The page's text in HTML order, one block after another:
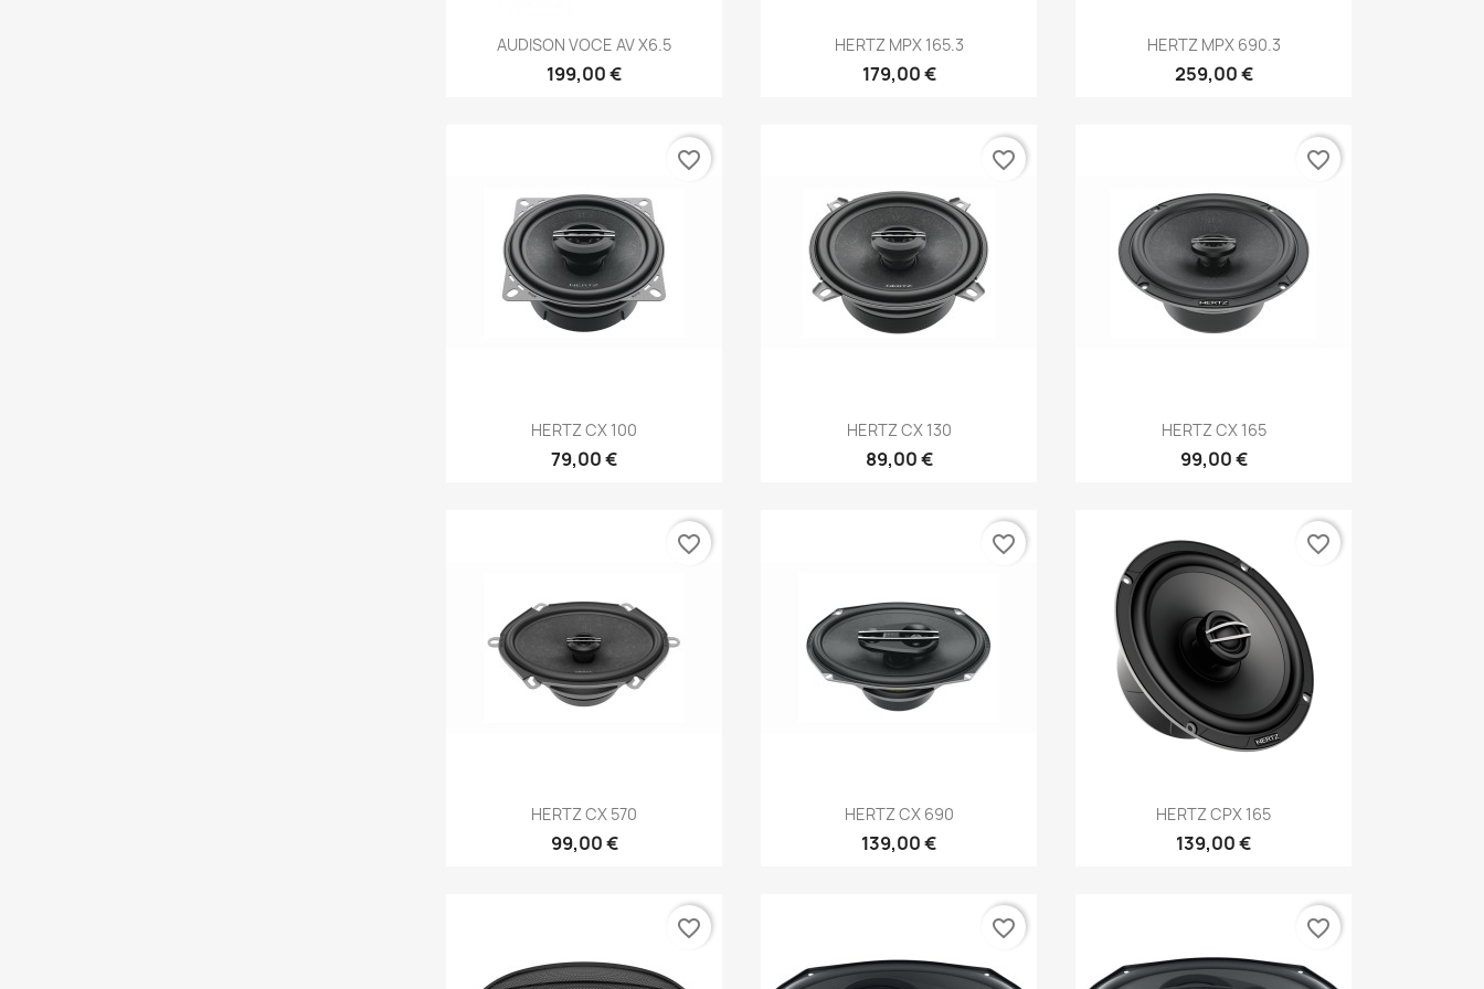
Anteprima
AUDISON VOCE AV X6.5
199,00 €
Anteprima
HERTZ MPX 165.3
179,00 €
Anteprima
HERTZ MPX 690.3
259,00 €
Anteprima
HERTZ CX 100
79,00 €
favorite_border
Anteprima
HERTZ CX 130
89,00 €
favorite_border
Anteprima
HERTZ CX 165
99,00 €
favorite_border
Anteprima
HERTZ CX 570
99,00 €
favorite_border
Anteprima
HERTZ CX 690
139,00 €
favorite_border
Anteprima
HERTZ CPX 165
139,00 €
favorite_border
favorite_border favorite_border favorite_border